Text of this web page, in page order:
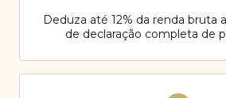
Deduza até 12% da renda bruta
de declaração completa de